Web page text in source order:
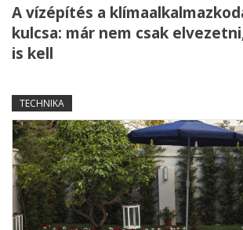
A vízépítés a
kulcsa: már nem csak
is kell
TECHNIKA